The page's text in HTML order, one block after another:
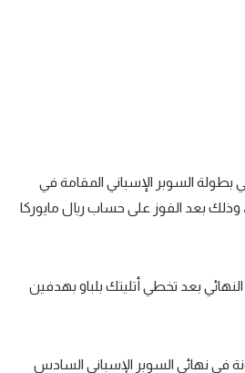
بطولة السوبر الإسباني المقامة في
وذلك بعد الفوز على حساب ريال مايوركا
بعد تخطي أتليتك بلباو بهدفين
في نهائي السوبر الإسباني السادس